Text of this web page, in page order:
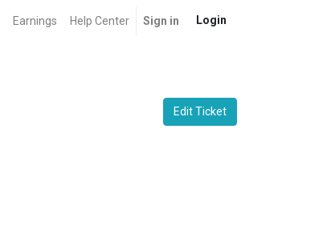
Earnings Help Center Sign in Login
Edit Ticket